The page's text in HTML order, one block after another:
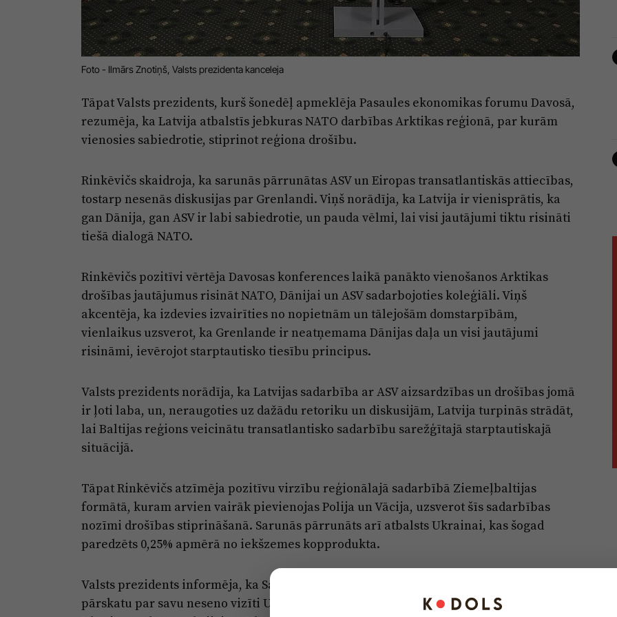
Foto - Ilmārs Znotiņš, Valsts prezidenta kanceleja
Tāpat Valsts prezidents, kurš šonedēļ apmeklēja Pasaules ekonomikas forumu Davosā,
rezumēja, ka Latvija atbalstīs jebkuras NATO darbības Arktikas reģionā, par kurām
vienosies sabiedrotie, stiprinot reģiona drošību.
Rinkēvičs skaidroja, ka sarunās pārrunātas ASV un Eiropas transatlantiskās attiecības,
tostarp nesenās diskusijas par Grenlandi. Viņš norādīja, ka Latvija ir vienisprātis, ka
gan Dānija, gan ASV ir labi sabiedrotie, un pauda vēlmi, lai visi jautājumi tiktu risināti
tiešā dialogā NATO.
Rinkēvičs pozitīvi vērtēja Davosas konferences laikā panākto vienošanos Arktikas
drošības jautājumus risināt NATO, Dānijai un ASV sadarbojoties koleģiāli. Viņš
akcentēja, ka izdevies izvairīties no nopietnām un tālejošām domstarpībām,
vienlaikus uzsverot, ka Grenlande ir neatņemama Dānijas daļa un visi jautājumi
risināmi, ievērojot starptautisko tiesību principus.
Valsts prezidents norādīja, ka Latvijas sadarbība ar ASV aizsardzības un drošības jomā
ir ļoti laba, un, neraugoties uz dažādu retoriku un diskusijām, Latvija turpinās strādāt,
lai Baltijas reģions veicinātu transatlantisko sadarbību sarežģītajā starptautiskajā
situācijā.
Tāpat Rinkēvičs atzīmēja pozitīvu virzību reģionālajā sadarbībā Ziemeļbaltijas
formātā, kuram arvien vairāk pievienojas Polija un Vācija, uzsverot šīs sadarbības
nozīmi drošības stiprināšanā. Sarunās pārrunāts arī atbalsts Ukrainai, kas šogad
paredzēts 0,25% apmērā no iekšzemes kopprodukta.
Valsts prezidents informēja, ka Saeimas priekšsēdētāja Daiga Mieriņa (ZZS) sniegusi
pārskatu par savu neseno vizīti Ukrainā, kā arī pārrunāti jautājumi par atbalstu